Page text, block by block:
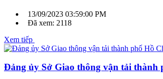
13/09/2023 03:59:00 PM
Đã xem: 2118
Xem tiếp
Đảng ủy Sở Giao thông vận tải thành